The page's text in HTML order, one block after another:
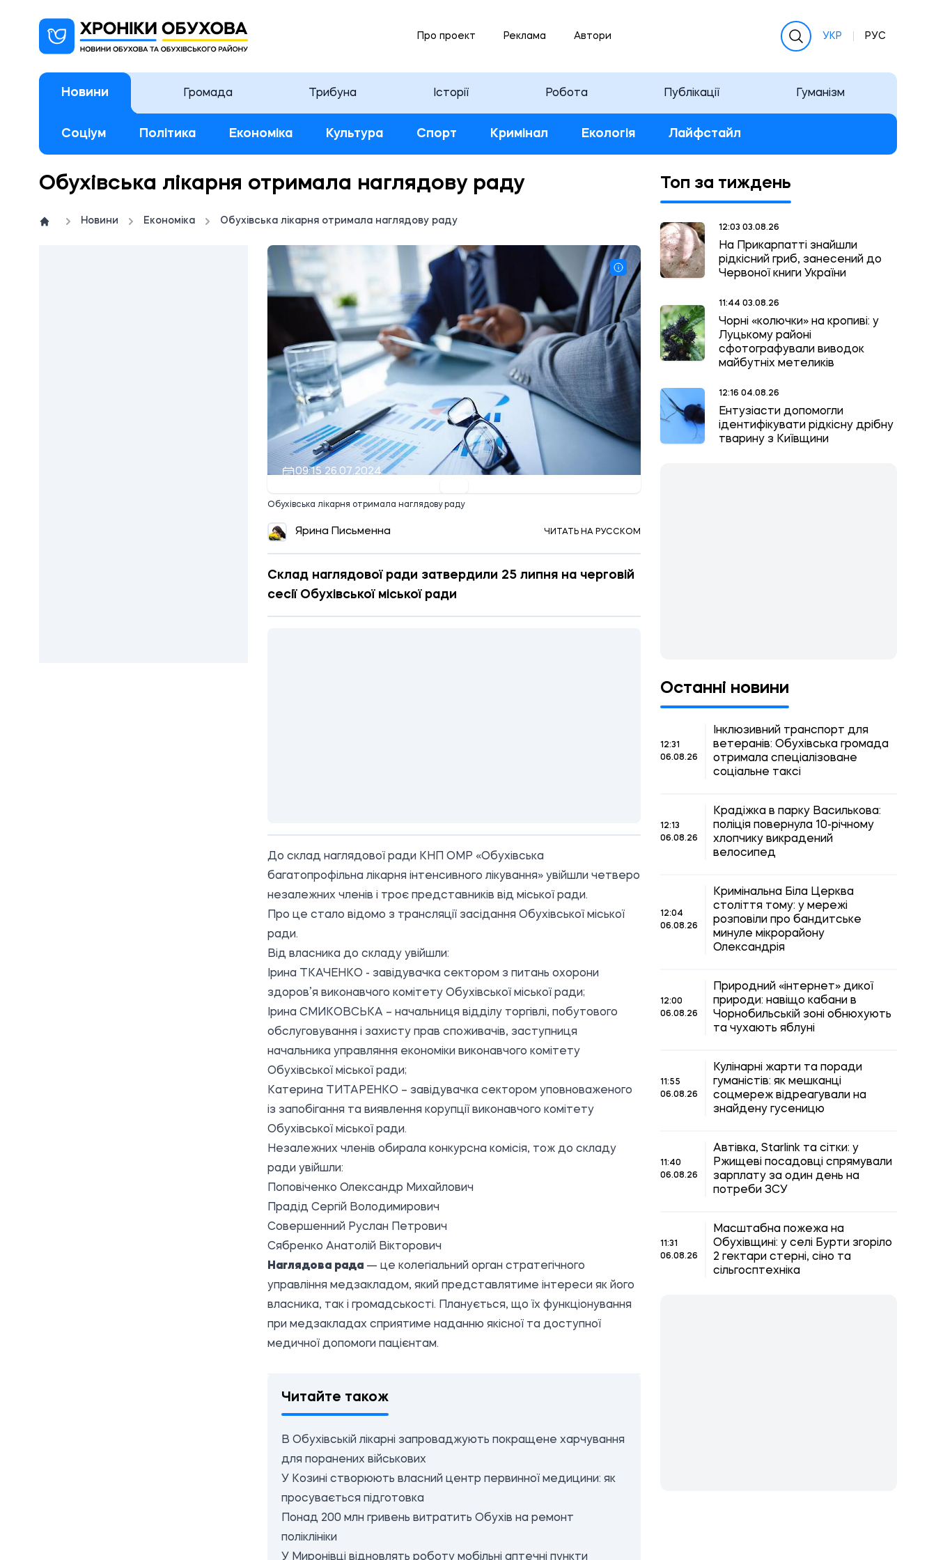
Про проект Реклама Автори УКР РУС
Новини Громада Трибуна Історії Робота Публікації Гуманізм
Соціум Політика Економіка Культура Спорт Кримінал Екологія Лайфстайл
Обухівська лікарня отримала наглядову раду
Новини Економіка Обухівська лікарня отримала наглядову раду
09:15 26.07.2024
Обухівська лікарня отримала наглядову раду
Ярина Письменна ЧИТАТЬ НА РУССКОМ
Склад наглядової ради затвердили 25 липня на черговій
сесії Обухівської міської ради
До склад наглядової ради КНП ОМР «Обухівська
багатопрофільна лікарня інтенсивного лікування» увійшли четверо
незалежних членів і троє представників від міської ради.
Про це стало відомо з трансляції засідання Обухівської міської
ради.
Від власника до складу увійшли:
Ірина ТКАЧЕНКО - завідувачка сектором з питань охорони
здоров’я виконавчого комітету Обухівської міської ради;
Ірина СМИКОВСЬКА – начальниця відділу торгівлі, побутового
обслуговування і захисту прав споживачів, заступниця
начальника управляння економіки виконавчого комітету
Обухівської міської ради;
Катерина ТИТАРЕНКО – завідувачка сектором уповноваженого
із запобігання та виявлення корупції виконавчого комітету
Обухівської міської ради.
Незалежних членів обирала конкурсна комісія, тож до складу
ради увійшли:
Поповіченко Олександр Михайлович
Прадід Сергій Володимирович
Совершенний Руслан Петрович
Сябренко Анатолій Вікторович
Наглядова рада — це колегіальний орган стратегічного
управління медзакладом, який представлятиме інтереси як його
власника, так і громадськості. Планується, що їх функціонування
при медзакладах сприятиме наданню якісної та доступної
медичної допомоги пацієнтам.
Читайте також
В Обухівській лікарні запроваджують покращене харчування
для поранених військових
У Козині створюють власний центр первинної медицини: як
просувається підготовка
Понад 200 млн гривень витратить Обухів на ремонт
поліклініки
У Миронівці відновлять роботу мобільні аптечні пункти
Топ за тиждень
12:03 03.08.26
На Прикарпатті знайшли
рідкісний гриб, занесений до
Червоної книги України
11:44 03.08.26
Чорні «колючки» на кропиві: у
Луцькому районі
сфотографували виводок
майбутніх метеликів
12:16 04.08.26
Ентузіасти допомогли
ідентифікувати рідкісну дрібну
тварину з Київщини
Останні новини
12:31
06.08.26
Інклюзивний транспорт для
ветеранів: Обухівська громада
отримала спеціалізоване
соціальне таксі
12:13
06.08.26
Крадіжка в парку Василькова:
поліція повернула 10-річному
хлопчику викрадений
велосипед
12:04
06.08.26
Кримінальна Біла Церква
століття тому: у мережі
розповіли про бандитське
минуле мікрорайону
Олександрія
12:00
06.08.26
Природний «інтернет» дикої
природи: навіщо кабани в
Чорнобильській зоні обнюхують
та чухають яблуні
11:55
06.08.26
Кулінарні жарти та поради
гуманістів: як мешканці
соцмереж відреагували на
знайдену гусеницю
11:40
06.08.26
Автівка, Starlink та сітки: у
Ржищеві посадовці спрямували
зарплату за один день на
потреби ЗСУ
11:31
06.08.26
Масштабна пожежа на
Обухівщині: у селі Бурти згоріло
2 гектари стерні, сіно та
сільгосптехніка